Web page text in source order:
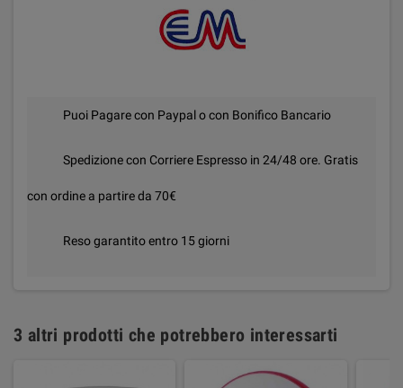
Puoi Pagare con Paypal o con Bonifico Bancario
Spedizione con Corriere Espresso in 24/48 ore. Gratis
con ordine a partire da 70€
Reso garantito entro 15 giorni
3 altri prodotti che potrebbero interessarti